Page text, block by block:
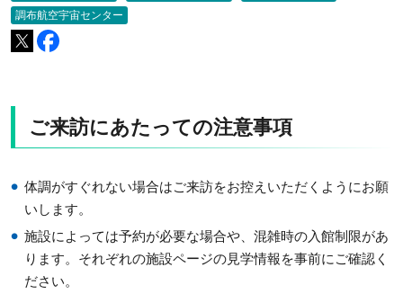
調布航空宇宙センター
ご来訪にあたっての注意事項
体調がすぐれない場合はご来訪をお控えいただくようにお願
いします。
施設によっては予約が必要な場合や、混雑時の入館制限があ
ります。それぞれの施設ページの見学情報を事前にご確認く
ださい。